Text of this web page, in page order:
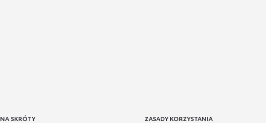
NA SKRÓTY
ZASADY KORZYSTANIA